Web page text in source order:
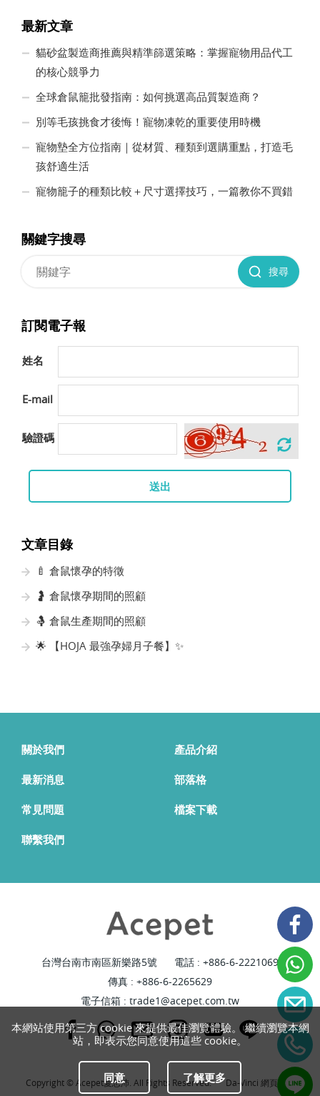
最新文章
貓砂盆製造商推薦與精準篩選策略：掌握寵物用品代工
的核心競爭力
全球倉鼠籠批發指南：如何挑選高品質製造商？
別等毛孩挑食才後悔！寵物凍乾的重要使用時機
寵物墊全方位指南｜從材質、種類到選購重點，打造毛
孩舒適生活
寵物籠子的種類比較＋尺寸選擇技巧，一篇教你不買錯
關鍵字搜尋
搜尋
訂閱電子報
姓名
E-mail
驗證碼
送出
文章目錄
🍼 倉鼠懷孕的特徵
🤰 倉鼠懷孕期間的照顧
🤱 倉鼠生產期間的照顧
🌟 【HOJA 最強孕婦月子餐】✨
關於我們 產品介紹
最新消息 部落格
常見問題 檔案下載
聯繫我們
台灣台南市南區新樂路5號 電話 : +886-6-2221069
傳真 : +886-6-2265629
電子信箱 : trade1@acepet.com.tw
Copyright © Acepet愛思沛. All Rights Reserved. Da-Vinci 網頁設計
本網站使用第三方 cookie 來提供最佳瀏覽體驗。 繼續瀏覽本網
站，即表示您同意使用這些 cookie。
同意 了解更多